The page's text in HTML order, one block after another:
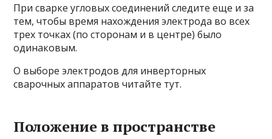
При сварке угловых соединений следите еще и за
тем, чтобы время нахождения электрода во всех
трех точках (по сторонам и в центре) было
одинаковым.
О выборе электродов для инверторных
сварочных аппаратов читайте тут.
Положение в пространстве